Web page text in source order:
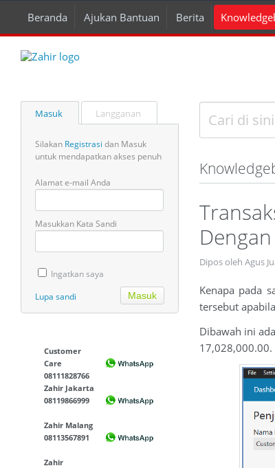
Beranda Ajukan Bantuan Berita
Masuk Langganan
Silakan Registrasi dan Masuk
untuk mendapatkan akses penuh
Alamat e-mail Anda
Masukkan Kata Sandi
Ingatkan saya
Lupa sandi
Customer
Care
08111828766
Zahir Jakarta
08119866999
Zahir Malang
08113567891
Zahir
Dipos oleh Agus
Kenapa pada
tersebut
Dibawah ini
17,028,000.00.